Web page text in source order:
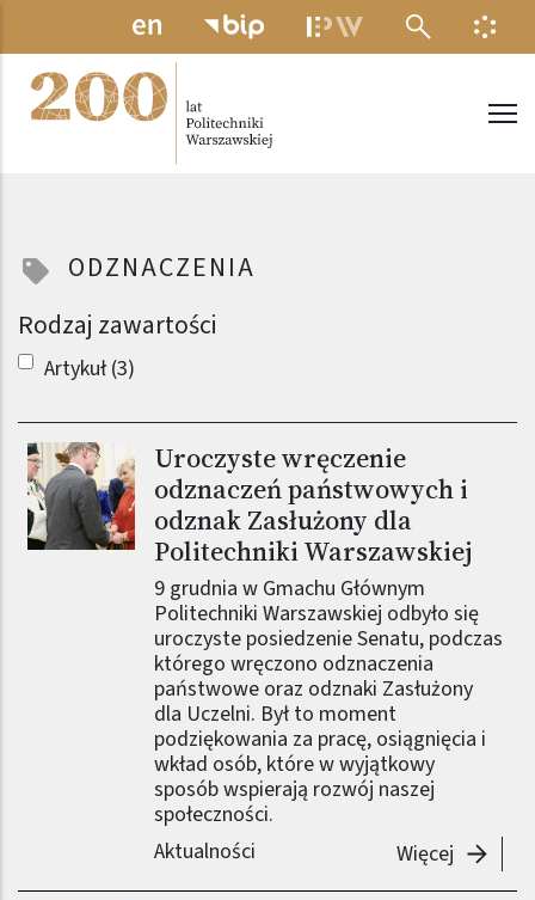
Przejdź do treści
MENU
ODZNACZENIA
Rodzaj zawartości
Artykuł (3)
Obraz (old)
Uroczyste wręczenie
odznaczeń państwowych i
odznak Zasłużony dla
Politechniki Warszawskiej
9 grudnia w Gmachu Głównym
Politechniki Warszawskiej odbyło się
uroczyste posiedzenie Senatu, podczas
którego wręczono odznaczenia
państwowe oraz odznaki Zasłużony
dla Uczelni. Był to moment
podziękowania za pracę, osiągnięcia i
wkład osób, które w wyjątkowy
sposób wspierają rozwój naszej
społeczności.
Aktualności
Więcej